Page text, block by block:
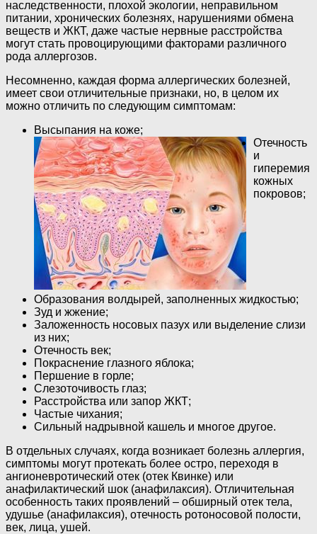
наследственности, плохой экологии, неправильном
питании, хронических болезнях, нарушениями обмена
веществ и ЖКТ, даже частые нервные расстройства
могут стать провоцирующими факторами различного
рода аллергозов.
Несомненно, каждая форма аллергических болезней,
имеет свои отличительные признаки, но, в целом их
можно отличить по следующим симптомам:
Высыпания на коже;
Отечность
и
гиперемия
кожных
покровов;
Образования волдырей, заполненных жидкостью;
Зуд и жжение;
Заложенность носовых пазух или выделение слизи
из них;
Отечность век;
Покраснение глазного яблока;
Першение в горле;
Слезоточивость глаз;
Расстройства или запор ЖКТ;
Частые чихания;
Сильный надрывной кашель и многое другое.
В отдельных случаях, когда возникает болезнь аллергия,
симптомы могут протекать более остро, переходя в
ангионевротический отек (отек Квинке) или
анафилактический шок (анафилаксия). Отличительная
особенность таких проявлений – обширный отек тела,
удушье (анафилаксия), отечность ротоносовой полости,
век, лица, ушей.